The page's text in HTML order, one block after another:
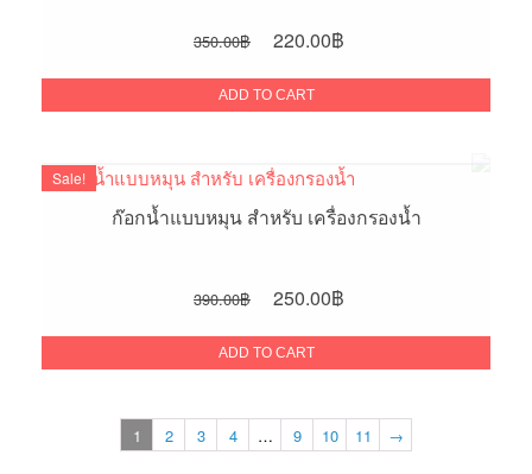
350.00฿
Original
was:
220.00฿
ADD TO CART
Sale!
ก๊อกน้ำแบบหมุน สำหรับ เครื่องกรองน้ำ
390.00฿
Original
was:
250.00฿
ADD TO CART
1 2 3 4 … 9 10 11 →